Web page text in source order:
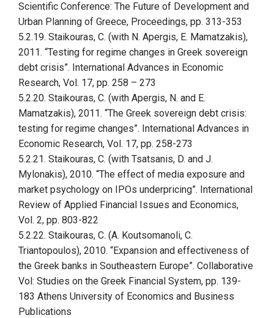
Scientific Conference: The Future of Development and
Urban Planning of Greece, Proceedings, pp. 313-353
5.2.19. Staikouras, C. (with N. Apergis, E. Mamatzakis),
2011. “Testing for regime changes in Greek sovereign
debt crisis”. International Advances in Economic
Research, Vol. 17, pp. 258 – 273
5.2.20. Staikouras, C. (with Apergis, N. and E.
Mamatzakis), 2011. “The Greek sovereign debt crisis:
testing for regime changes”. International Advances in
Economic Research, Vol. 17, pp. 258-273
5.2.21. Staikouras, C. (with Tsatsanis, D. and J.
Mylonakis), 2010. “The effect of media exposure and
market psychology on IPOs underpricing”. International
Review of Applied Financial Issues and Economics,
Vol. 2, pp. 803-822
5.2.22. Staikouras, C. (A. Koutsomanoli, C.
Triantopoulos), 2010. “Expansion and effectiveness of
the Greek banks in Southeastern Europe”. Collaborative
Vol: Studies on the Greek Financial System, pp. 139-
183 Athens University of Economics and Business
Publications